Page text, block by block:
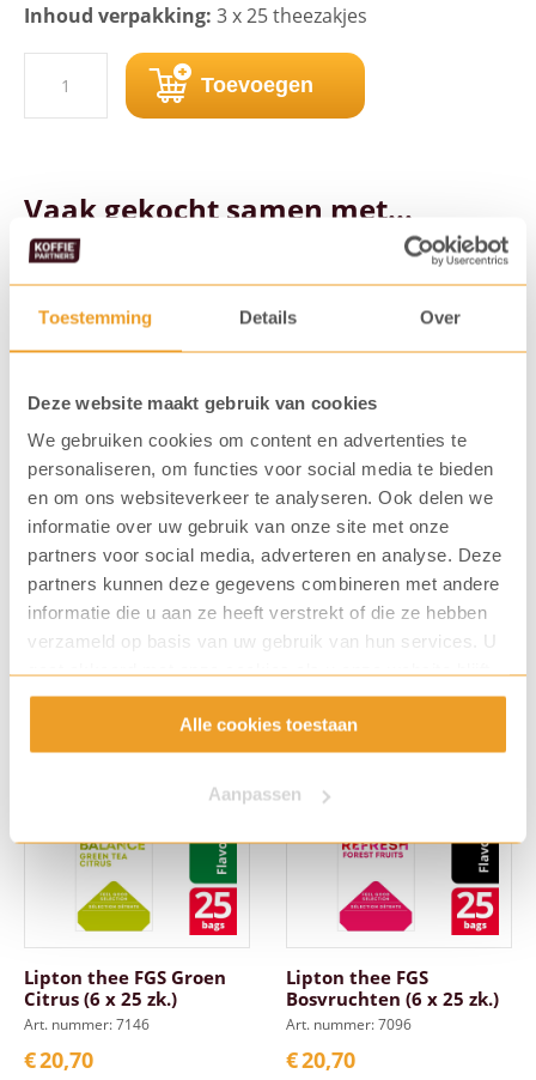
Toestemming Details Over
Deze website maakt gebruik van cookies
We gebruiken cookies om content en advertenties te
personaliseren, om functies voor social media te bieden
en om ons websiteverkeer te analyseren. Ook delen we
informatie over uw gebruik van onze site met onze
partners voor social media, adverteren en analyse. Deze
partners kunnen deze gegevens combineren met andere
informatie die u aan ze heeft verstrekt of die ze hebben
verzameld op basis van uw gebruik van hun services. U
gaat akkoord met onze cookies als u onze website blijft
gebruiken.
Alle cookies toestaan
Aanpassen
Inhoud verpakking: 3 x 25 theezakjes
Kamille
x
25
zk.)
aantal
Toevoegen
Vaak gekocht samen met...
Pickwick Sterrenmunt (3
x 25 zk.)
Art. nummer: 7023
€8,96
Pickwick Green Tea Pure
(3 x 25 zk.)
€ 8,96
Lipton thee FGS Groen
Citrus (6 x 25 zk.)
Art. nummer: 7146
€20,70
Lipton thee FGS
Bosvruchten (6 x 25 zk.)
Art. nummer: 7096
€20,70